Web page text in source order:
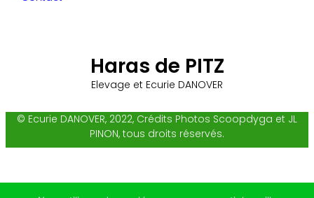
Haras de PITZ
Elevage et Ecurie DANOVER
© Ecurie DANOVER, 2022, Crédits Photos Scoopdyga et JL
PINON, tous droits réservés.